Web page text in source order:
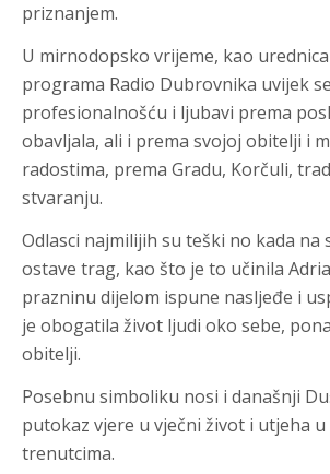
priznanjem.
U mirnodopsko vrijeme, kao
programa Radio Dubrovnika uvijek
profesionalnošću i ljubavi prema
obavljala, ali i prema svojoj obitelji i
radostima, prema Gradu, Korčuli,
stvaranju.
Odlasci najmilijih su teški no kada na
ostave trag, kao što je to učinila
prazninu dijelom ispune nasljeđe i
je obogatila život ljudi oko sebe,
obitelji.
Posebnu simboliku nosi i današnji
putokaz vjere u vječni život i utjeha u
trenutcima.